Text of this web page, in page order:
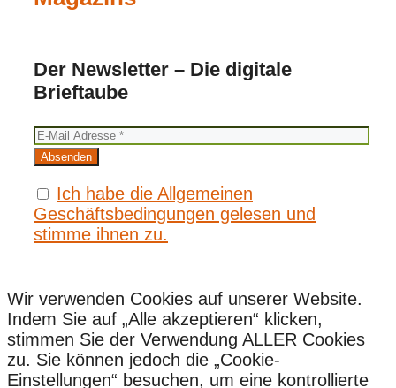
Der Newsletter – Die digitale
Brieftaube
Ich habe die Allgemeinen
Geschäftsbedingungen gelesen und
stimme ihnen zu.
Wir verwenden Cookies auf unserer Website.
Indem Sie auf „Alle akzeptieren“ klicken,
stimmen Sie der Verwendung ALLER Cookies
zu. Sie können jedoch die „Cookie-
Einstellungen“ besuchen, um eine kontrollierte